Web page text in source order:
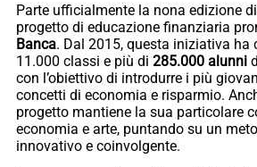
Parte ufficialmente la nona edizione di
progetto di educazione finanziaria
Banca. Dal 2015, questa iniziativa ha
11.000 classi e più di 285.000 alunni
con l’obiettivo di introdurre i più
concetti di economia e risparmio.
progetto mantiene la sua particolare
economia e arte, puntando su un
innovativo e coinvolgente.